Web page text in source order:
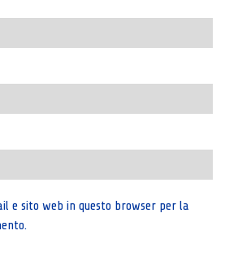
e sito web in questo browser per la